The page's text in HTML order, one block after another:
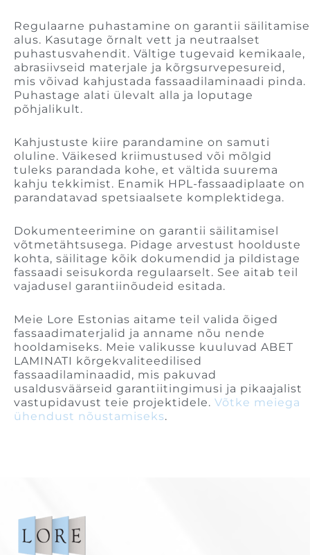
Regulaarne puhastamine on garantii säilitamise
alus. Kasutage õrnalt vett ja neutraalset
puhastusvahendit. Vältige tugevaid kemikaale,
abrasiivseid materjale ja kõrgsurvepesureid,
mis võivad kahjustada fassaadilaminaadi pinda.
Puhastage alati ülevalt alla ja loputage
põhjalikult.
Kahjustuste kiire parandamine on samuti
oluline. Väikesed kriimustused või mõlgid
tuleks parandada kohe, et vältida suurema
kahju tekkimist. Enamik HPL-fassaadiplaate on
parandatavad spetsiaalsete komplektidega.
Dokumenteerimine on garantii säilitamisel
võtmetähtsusega. Pidage arvestust hoolduste
kohta, säilitage kõik dokumendid ja pildistage
fassaadi seisukorda regulaarselt. See aitab teil
vajadusel garantiinõudeid esitada.
Meie Lore Estonias aitame teil valida õiged
fassaadimaterjalid ja anname nõu nende
hooldamiseks. Meie valikusse kuuluvad ABET
LAMINATI kõrgekvaliteedilised
fassaadilaminaadid, mis pakuvad
usaldusväärseid garantiitingimusi ja pikaajalist
vastupidavust teie projektidele. Võtke meiega
ühendust nõustamiseks.